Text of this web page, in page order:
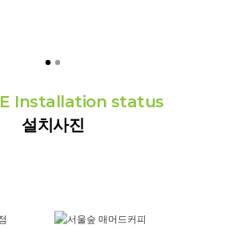
Installation status
설치사진